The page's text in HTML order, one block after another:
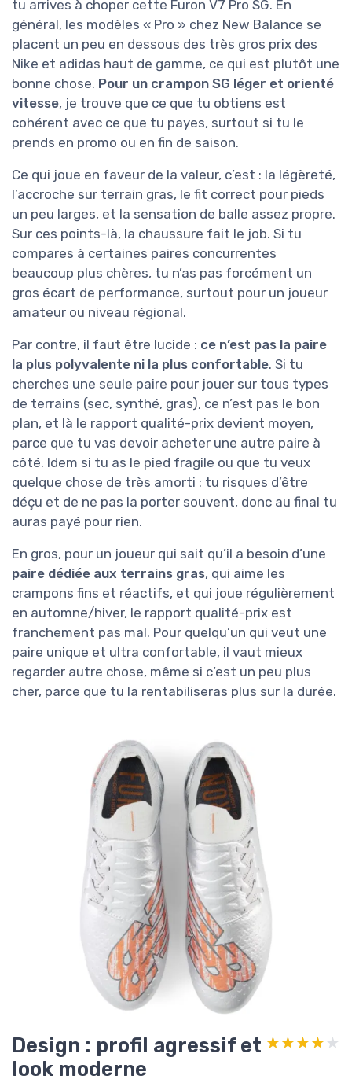
tu arrives à choper cette Furon V7 Pro SG. En
général, les modèles « Pro » chez New Balance se
placent un peu en dessous des très gros prix des
Nike et adidas haut de gamme, ce qui est plutôt une
bonne chose. Pour un crampon SG léger et orienté
vitesse, je trouve que ce que tu obtiens est
cohérent avec ce que tu payes, surtout si tu le
prends en promo ou en fin de saison.
Ce qui joue en faveur de la valeur, c’est : la légèreté,
l’accroche sur terrain gras, le fit correct pour pieds
un peu larges, et la sensation de balle assez propre.
Sur ces points-là, la chaussure fait le job. Si tu
compares à certaines paires concurrentes
beaucoup plus chères, tu n’as pas forcément un
gros écart de performance, surtout pour un joueur
amateur ou niveau régional.
Par contre, il faut être lucide : ce n’est pas la paire
la plus polyvalente ni la plus confortable. Si tu
cherches une seule paire pour jouer sur tous types
de terrains (sec, synthé, gras), ce n’est pas le bon
plan, et là le rapport qualité-prix devient moyen,
parce que tu vas devoir acheter une autre paire à
côté. Idem si tu as le pied fragile ou que tu veux
quelque chose de très amorti : tu risques d’être
déçu et de ne pas la porter souvent, donc au final tu
auras payé pour rien.
En gros, pour un joueur qui sait qu’il a besoin d’une
paire dédiée aux terrains gras, qui aime les
crampons fins et réactifs, et qui joue régulièrement
en automne/hiver, le rapport qualité-prix est
franchement pas mal. Pour quelqu’un qui veut une
paire unique et ultra confortable, il vaut mieux
regarder autre chose, même si c’est un peu plus
cher, parce que tu la rentabiliseras plus sur la durée.
Design : profil agressif et
look moderne
★★★★★
★★★★★